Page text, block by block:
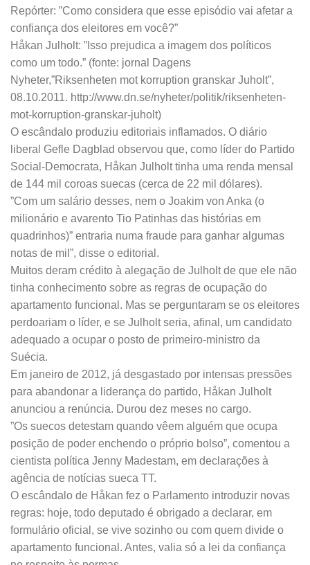
Repórter: ”Como considera que esse episódio vai afetar a
confiança dos eleitores em você?”
Håkan Julholt: ”Isso prejudica a imagem dos políticos
como um todo.” (fonte: jornal Dagens
Nyheter,”Riksenheten mot korruption granskar Juholt”,
08.10.2011. http://www.dn.se/nyheter/politik/riksenheten-
mot-korruption-granskar-juholt)
O escândalo produziu editoriais inflamados. O diário
liberal Gefle Dagblad observou que, como líder do Partido
Social-Democrata, Håkan Julholt tinha uma renda mensal
de 144 mil coroas suecas (cerca de 22 mil dólares).
”Com um salário desses, nem o Joakim von Anka (o
milionário e avarento Tio Patinhas das histórias em
quadrinhos)” entraria numa fraude para ganhar algumas
notas de mil”, disse o editorial.
Muitos deram crédito à alegação de Julholt de que ele não
tinha conhecimento sobre as regras de ocupação do
apartamento funcional. Mas se perguntaram se os eleitores
perdoariam o líder, e se Julholt seria, afinal, um candidato
adequado a ocupar o posto de primeiro-ministro da
Suécia.
Em janeiro de 2012, já desgastado por intensas pressões
para abandonar a liderança do partido, Håkan Julholt
anunciou a renúncia. Durou dez meses no cargo.
”Os suecos detestam quando vêem alguém que ocupa
posição de poder enchendo o próprio bolso”, comentou a
cientista política Jenny Madestam, em declarações à
agência de notícias sueca TT.
O escândalo de Håkan fez o Parlamento introduzir novas
regras: hoje, todo deputado é obrigado a declarar, em
formulário oficial, se vive sozinho ou com quem divide o
apartamento funcional. Antes, valia só a lei da confiança